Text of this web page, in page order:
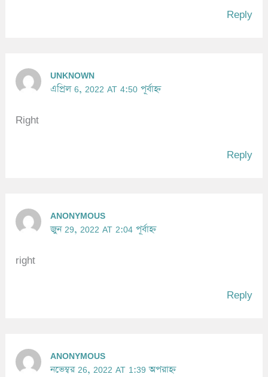
Reply
UNKNOWN
এপ্রিল 6, 2022 AT 4:50 পূর্বাহ্ন
Right
Reply
ANONYMOUS
জুন 29, 2022 AT 2:04 পূর্বাহ্ন
right
Reply
ANONYMOUS
নভেম্বর 26, 2022 AT 1:39 অপরাহ্ন